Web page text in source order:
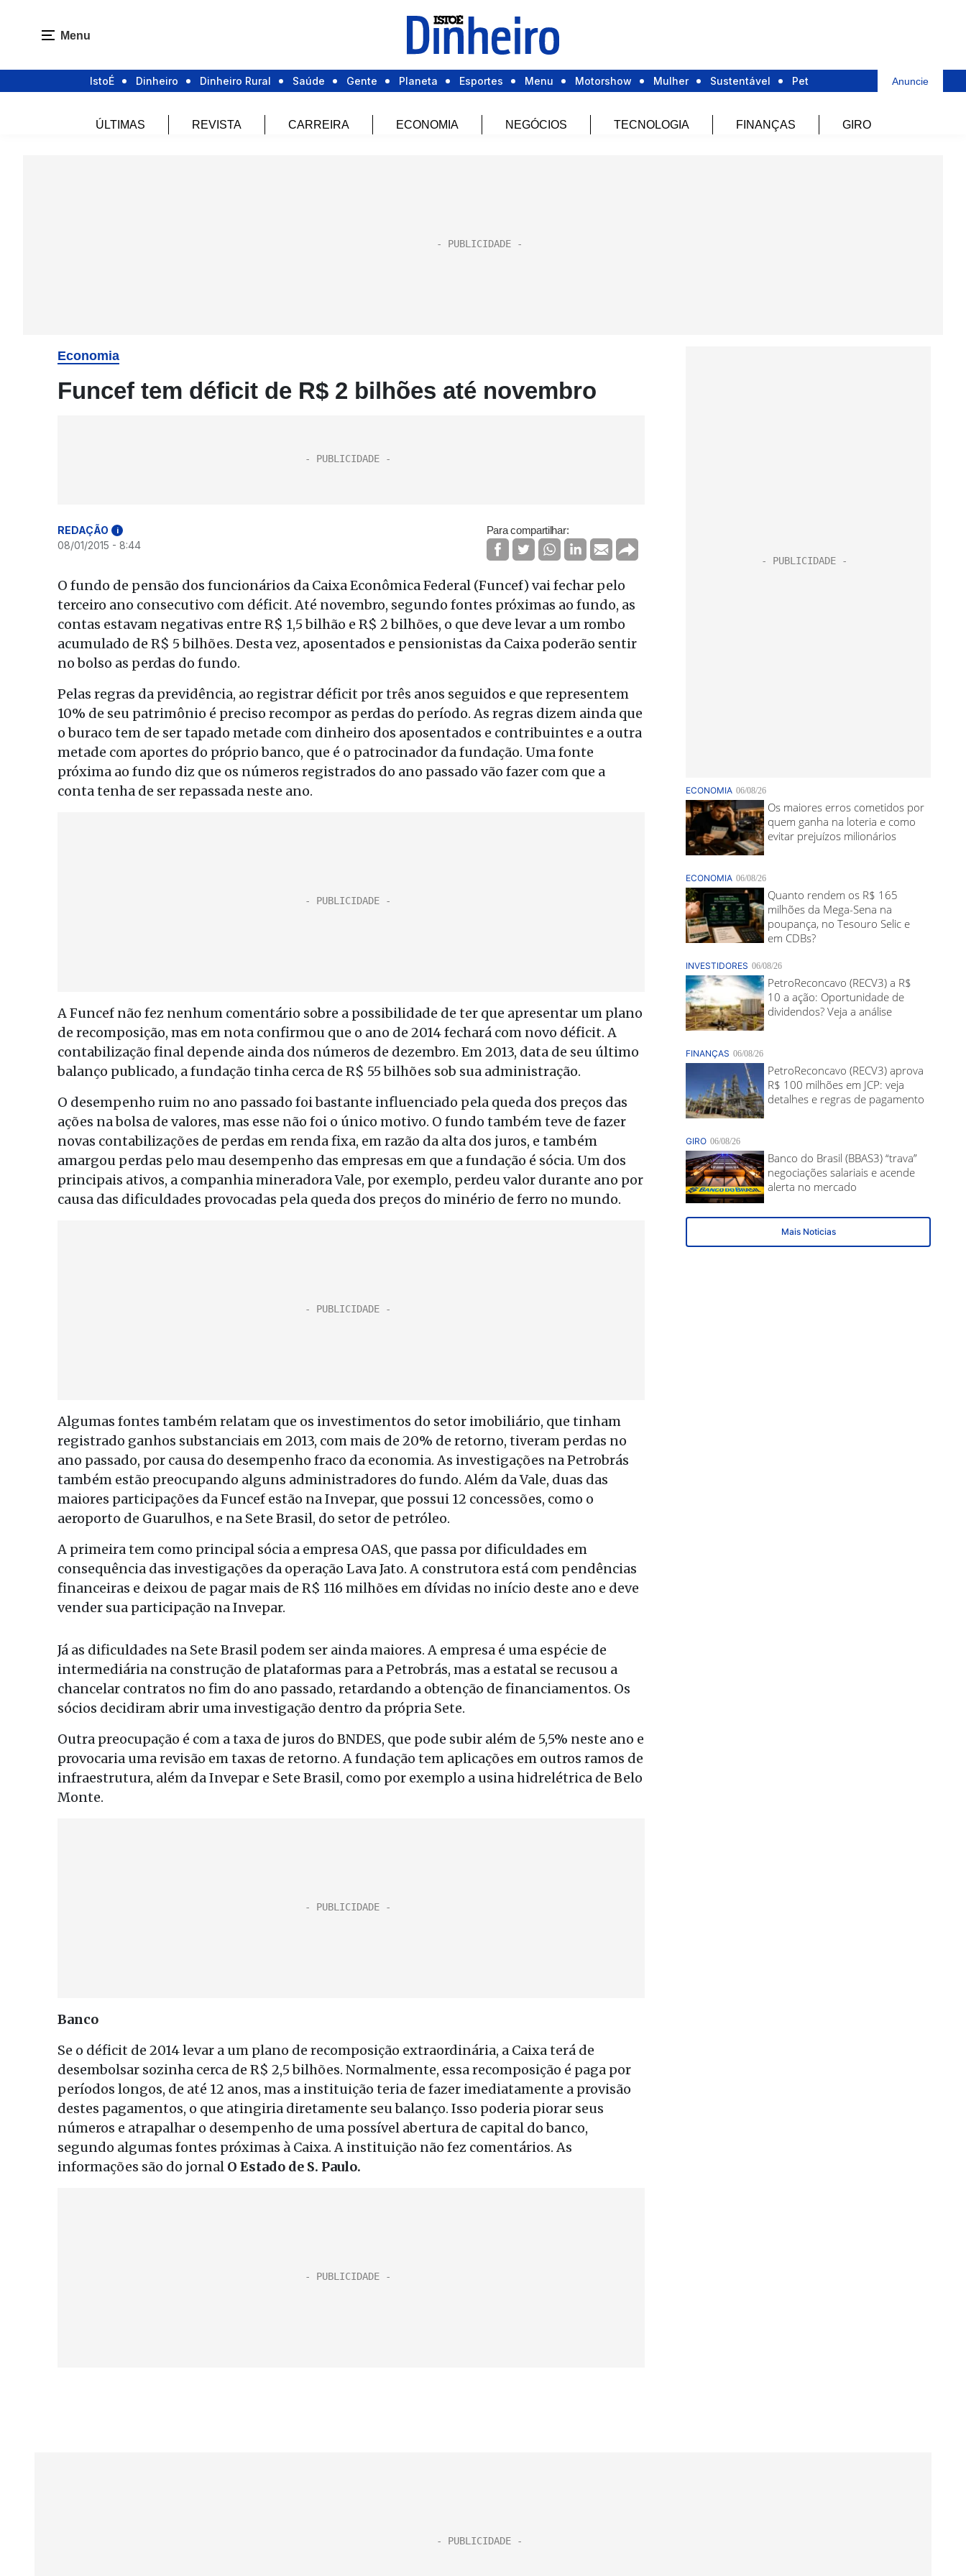
Menu
IstoÉ Dinheiro Dinheiro Rural Saúde Gente Planeta Esportes Menu Motorshow Mulher Sustentável Pet Anuncie
ÚLTIMAS REVISTA CARREIRA ECONOMIA NEGÓCIOS TECNOLOGIA FINANÇAS GIRO
Economia
Funcef tem déficit de R$ 2 bilhões até novembro
REDAÇÃO i
08/01/2015 - 8:44
Para compartilhar:
O fundo de pensão dos funcionários da Caixa Econômica Federal (Funcef) vai fechar pelo
terceiro ano consecutivo com déficit. Até novembro, segundo fontes próximas ao fundo, as
contas estavam negativas entre R$ 1,5 bilhão e R$ 2 bilhões, o que deve levar a um rombo
acumulado de R$ 5 bilhões. Desta vez, aposentados e pensionistas da Caixa poderão sentir
no bolso as perdas do fundo.
Pelas regras da previdência, ao registrar déficit por três anos seguidos e que representem
10% de seu patrimônio é preciso recompor as perdas do período. As regras dizem ainda que
o buraco tem de ser tapado metade com dinheiro dos aposentados e contribuintes e a outra
metade com aportes do próprio banco, que é o patrocinador da fundação. Uma fonte
próxima ao fundo diz que os números registrados do ano passado vão fazer com que a
conta tenha de ser repassada neste ano.
A Funcef não fez nenhum comentário sobre a possibilidade de ter que apresentar um plano
de recomposição, mas em nota confirmou que o ano de 2014 fechará com novo déficit. A
contabilização final depende ainda dos números de dezembro. Em 2013, data de seu último
balanço publicado, a fundação tinha cerca de R$ 55 bilhões sob sua administração.
O desempenho ruim no ano passado foi bastante influenciado pela queda dos preços das
ações na bolsa de valores, mas esse não foi o único motivo. O fundo também teve de fazer
novas contabilizações de perdas em renda fixa, em razão da alta dos juros, e também
amargou perdas pelo mau desempenho das empresas em que a fundação é sócia. Um dos
principais ativos, a companhia mineradora Vale, por exemplo, perdeu valor durante ano por
causa das dificuldades provocadas pela queda dos preços do minério de ferro no mundo.
Algumas fontes também relatam que os investimentos do setor imobiliário, que tinham
registrado ganhos substanciais em 2013, com mais de 20% de retorno, tiveram perdas no
ano passado, por causa do desempenho fraco da economia. As investigações na Petrobrás
também estão preocupando alguns administradores do fundo. Além da Vale, duas das
maiores participações da Funcef estão na Invepar, que possui 12 concessões, como o
aeroporto de Guarulhos, e na Sete Brasil, do setor de petróleo.
A primeira tem como principal sócia a empresa OAS, que passa por dificuldades em
consequência das investigações da operação Lava Jato. A construtora está com pendências
financeiras e deixou de pagar mais de R$ 116 milhões em dívidas no início deste ano e deve
vender sua participação na Invepar.
Já as dificuldades na Sete Brasil podem ser ainda maiores. A empresa é uma espécie de
intermediária na construção de plataformas para a Petrobrás, mas a estatal se recusou a
chancelar contratos no fim do ano passado, retardando a obtenção de financiamentos. Os
sócios decidiram abrir uma investigação dentro da própria Sete.
Outra preocupação é com a taxa de juros do BNDES, que pode subir além de 5,5% neste ano e
provocaria uma revisão em taxas de retorno. A fundação tem aplicações em outros ramos de
infraestrutura, além da Invepar e Sete Brasil, como por exemplo a usina hidrelétrica de Belo
Monte.
Banco
Se o déficit de 2014 levar a um plano de recomposição extraordinária, a Caixa terá de
desembolsar sozinha cerca de R$ 2,5 bilhões. Normalmente, essa recomposição é paga por
períodos longos, de até 12 anos, mas a instituição teria de fazer imediatamente a provisão
destes pagamentos, o que atingiria diretamente seu balanço. Isso poderia piorar seus
números e atrapalhar o desempenho de uma possível abertura de capital do banco,
segundo algumas fontes próximas à Caixa. A instituição não fez comentários. As
informações são do jornal O Estado de S. Paulo.